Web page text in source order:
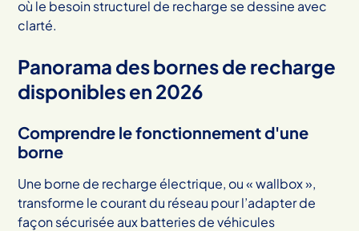
où le besoin structurel de recharge se dessine avec
clarté.
Panorama des bornes de recharge
disponibles en 2026
Comprendre le fonctionnement d'une
borne
Une borne de recharge électrique, ou « wallbox »,
transforme le courant du réseau pour l’adapter de
façon sécurisée aux batteries de véhicules